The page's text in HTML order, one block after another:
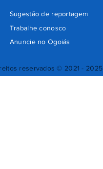
reservados © 2021 - 2025
Sugestão de reportagem
Trabalhe conosco
Anuncie no Ogoiás